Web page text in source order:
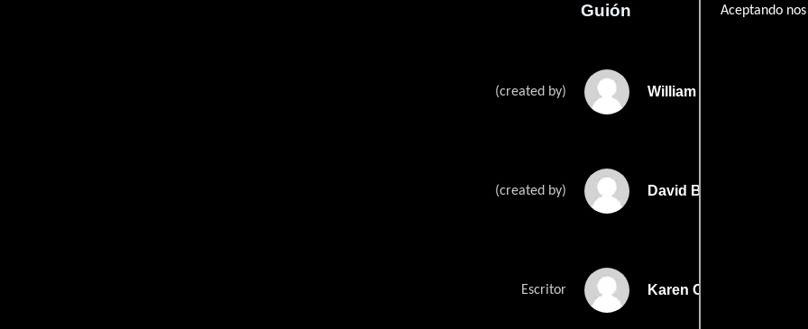
Aceptando
Guión
(created by) William Broyles Jr.s
(created by) David Broyless
Escritor Karen Campbells